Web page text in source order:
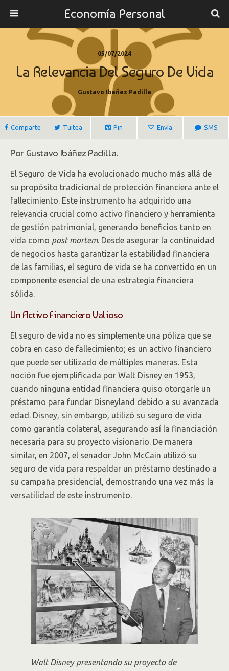
Economía Personal
05/07/2024
La Relevancia Del Seguro De Vida
Gustavo Ibañez Padilla
Comparte Tuitea Pin Envía SMS
Por Gustavo Ibáñez Padilla.
El Seguro de Vida ha evolucionado mucho más allá de
su propósito tradicional de protección financiera ante el
fallecimiento. Este instrumento ha adquirido una
relevancia crucial como activo financiero y herramienta
de gestión patrimonial, generando beneficios tanto en
vida como post mortem. Desde asegurar la continuidad
de negocios hasta garantizar la estabilidad financiera
de las familias, el seguro de vida se ha convertido en un
componente esencial de una estrategia financiera
sólida.
Un Activo Financiero Valioso
El seguro de vida no es simplemente una póliza que se
cobra en caso de fallecimiento; es un activo financiero
que puede ser utilizado de múltiples maneras. Esta
noción fue ejemplificada por Walt Disney en 1953,
cuando ninguna entidad financiera quiso otorgarle un
préstamo para fundar Disneyland debido a su avanzada
edad. Disney, sin embargo, utilizó su seguro de vida
como garantía colateral, asegurando así la financiación
necesaria para su proyecto visionario. De manera
similar, en 2007, el senador John McCain utilizó su
seguro de vida para respaldar un préstamo destinado a
su campaña presidencial, demostrando una vez más la
versatilidad de este instrumento.
Walt Disney presentando su proyecto de